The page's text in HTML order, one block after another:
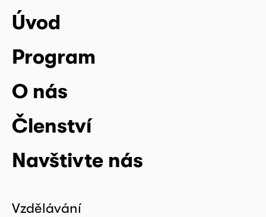
Úvod
Program
O nás
Členství
Navštivte nás
Vzdělávání